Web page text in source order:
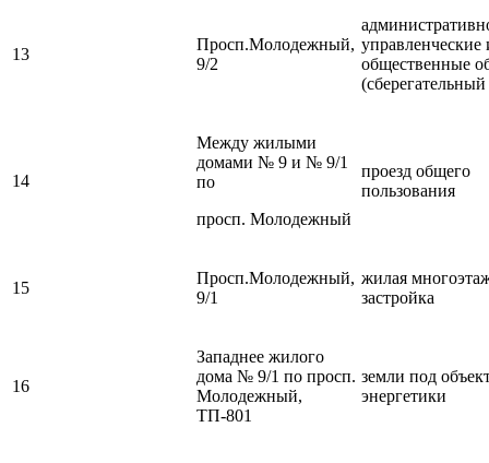
13
Просп.Молодежный,
9/2
управленческие
общественные
14
Между жилыми
домами № 9 и № 9/1
по
просп. Молодежный
проезд общего
пользования
15
Просп.Молодежный,
9/1
жилая
застройка
16
Западнее жилого
дома № 9/1 по просп.
Молодежный,
ТП-801
земли под
энергетики